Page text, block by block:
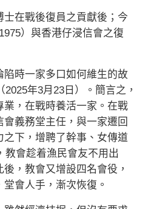
在戰後復員之貢獻後；今
）與香港仔浸信會之復
時一家多口如何維生的故
年3⽉23⽇）。簡言之，
，在戰時養活一家。在戰
義務堂主任，與一家遷回
下，增聘了幹事、女傳道
教會趁着漁民會友不用出
，教會又增設四名會役，
會人手，漸次恢復。